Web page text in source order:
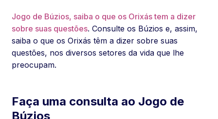
Jogo de Búzios, saiba o que os Orixás tem a dizer
sobre suas questões. Consulte os Búzios e, assim,
saiba o que os Orixás têm a dizer sobre suas
questões, nos diversos setores da vida que lhe
preocupam.
Faça uma consulta ao Jogo de
Búzios